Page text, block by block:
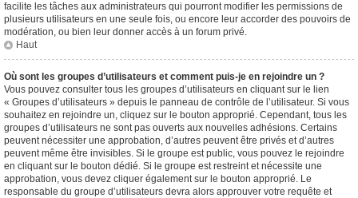
facilite les tâches aux administrateurs qui pourront modifier les permissions de
plusieurs utilisateurs en une seule fois, ou encore leur accorder des pouvoirs de
modération, ou bien leur donner accès à un forum privé.
Haut
Où sont les groupes d’utilisateurs et comment puis-je en rejoindre un ?
Vous pouvez consulter tous les groupes d’utilisateurs en cliquant sur le lien
« Groupes d’utilisateurs » depuis le panneau de contrôle de l’utilisateur. Si vous
souhaitez en rejoindre un, cliquez sur le bouton approprié. Cependant, tous les
groupes d’utilisateurs ne sont pas ouverts aux nouvelles adhésions. Certains
peuvent nécessiter une approbation, d’autres peuvent être privés et d’autres
peuvent même être invisibles. Si le groupe est public, vous pouvez le rejoindre
en cliquant sur le bouton dédié. Si le groupe est restreint et nécessite une
approbation, vous devez cliquer également sur le bouton approprié. Le
responsable du groupe d’utilisateurs devra alors approuver votre requête et